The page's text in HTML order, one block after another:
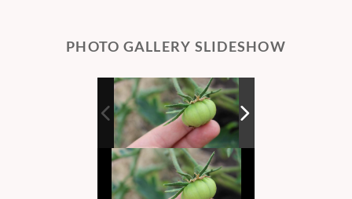
PHOTO GALLERY SLIDESHOW